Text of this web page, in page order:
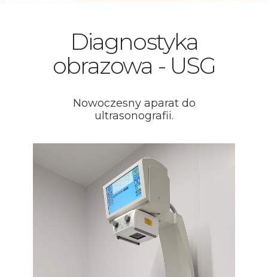
Diagnostyka
obrazowa - USG
Nowoczesny aparat do
ultrasonografii.